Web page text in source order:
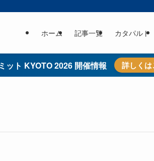
ホーム 記事一覧 カタパルト
ット KYOTO 2026 開催情報 詳しくは